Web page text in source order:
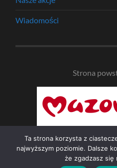
Wiadomości
Strona
Ta strona korzysta z
najwyższym poziomie. Dalsze
że zgadzasz się